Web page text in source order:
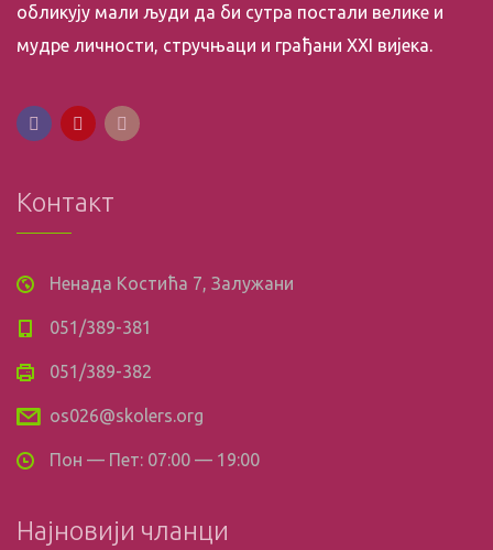
обликују мали људи да би сутра постали велике и
мудре личности, стручњаци и грађани XXI вијека.
Контакт
Ненада Костића 7, Залужани
051/389-381
051/389-382
os026@skolers.org
Пон — Пет: 07:00 — 19:00
Најновији чланци